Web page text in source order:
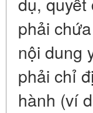
phải
nội dung
phải chỉ
hành (ví